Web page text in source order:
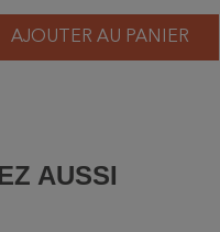
AJOUTER AU PANIER
AUSSI